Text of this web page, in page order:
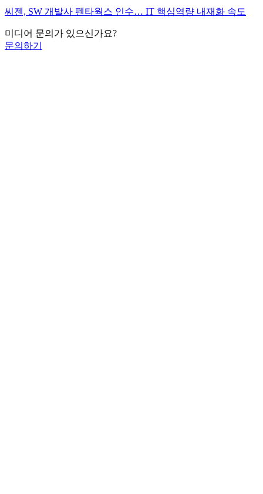
씨젠, SW 개발사 펜타웍스 인수… IT 핵심역량 내재화 속도
미디어 문의가 있으신가요?
문의하기